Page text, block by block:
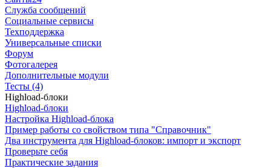
Служба сообщений
Социальные сервисы
Техподдержка
Универсальные списки
Форум
Фотогалерея
Дополнительные модули
Тесты (4)
Highload-блоки
Highload-блоки
Настройка Highload-блока
Пример работы со свойством типа "Справочник"
Два инструмента для Highload-блоков: импорт и экспорт
Проверьте себя
Практические задания